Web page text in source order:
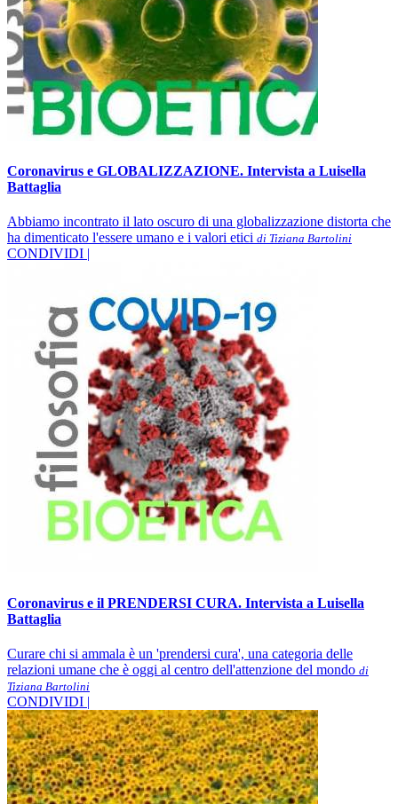
Coronavirus e GLOBALIZZAZIONE. Intervista a Luisella
Battaglia
Abbiamo incontrato il lato oscuro di una globalizzazione distorta che
ha dimenticato l'essere umano e i valori etici di Tiziana Bartolini
CONDIVIDI |
Coronavirus e il PRENDERSI CURA. Intervista a Luisella
Battaglia
Curare chi si ammala è un 'prendersi cura', una categoria delle
relazioni umane che è oggi al centro dell'attenzione del mondo di
Tiziana Bartolini
CONDIVIDI |